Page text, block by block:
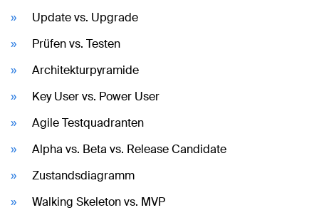
Update vs. Upgrade
Prüfen vs. Testen
Architekturpyramide
Key User vs. Power User
Agile Testquadranten
Alpha vs. Beta vs. Release Candidate
Zustandsdiagramm
Walking Skeleton vs. MVP